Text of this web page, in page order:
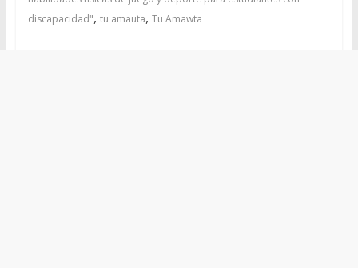
discapacidad", tu amauta, Tu Amawta